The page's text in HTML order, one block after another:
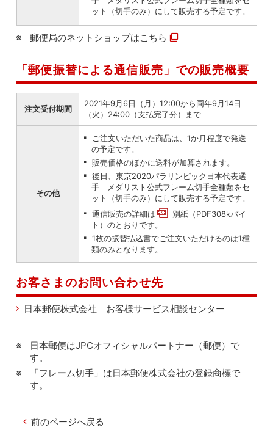
ット（切手のみ）にして販売する予定です。
郵便局のネットショップはこちら
「郵便振替による通信販売」での販売概要
注文受付期間
2021年9月6日（月）12:00から同年9月14日
（火）24:00（支払完了分）まで
その他
ご注文いただいた商品は、1か月程度で発送
の予定です。
販売価格のほかに送料が加算されます。
後日、東京2020パラリンピック日本代表選
手 メダリスト公式フレーム切手全種類をセ
ット（切手のみ）にして販売する予定です。
通信販売の詳細は
別紙（PDF308kバイ
ト）のとおりです。
1枚の振替払込書でご注文いただけるのは1種
類のみとなります。
お客さまのお問い合わせ先
日本郵便株式会社 お客様サービス相談センター
日本郵便はJPCオフィシャルパートナー（郵便）で
す。
「フレーム切手」は日本郵便株式会社の登録商標で
す。
前のページへ戻る